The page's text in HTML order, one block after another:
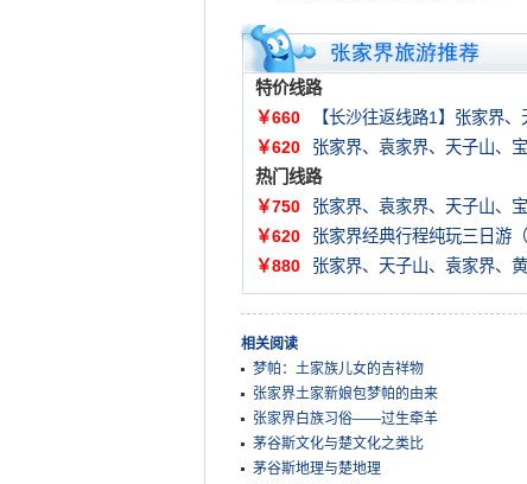
特价线路
￥660
【长沙往返线路1】张家界
￥620
张家界、袁家界、天子山、
热门线路
￥750
张家界、袁家界、天子山、
￥620
张家界经典行程纯玩三日游
￥880
张家界、天子山、袁家界、
相关阅读
梦帕：土家族儿女的吉祥物
张家界土家新娘包梦帕的由来
张家界白族习俗——过生牵羊
茅谷斯文化与楚文化之类比
茅谷斯地理与楚地理